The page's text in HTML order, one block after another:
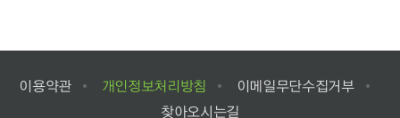
이용약관 개인정보처리방침
이메일무단수집거부
찾아오시는길